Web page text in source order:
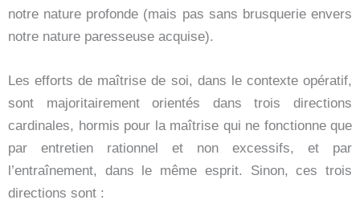
notre nature profonde (mais pas sans brusquerie envers
notre nature paresseuse acquise).
Les efforts de maîtrise de soi, dans le contexte opératif,
sont majoritairement orientés dans trois directions
cardinales, hormis pour la maîtrise qui ne fonctionne que
par entretien rationnel et non excessifs, et par
l’entraînement, dans le même esprit. Sinon, ces trois
directions sont :